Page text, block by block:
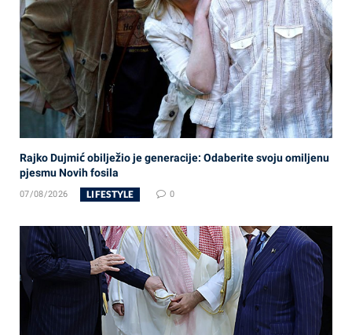
Rajko Dujmić obilježio je generacije: Odaberite svoju omiljenu
pjesmu Novih fosila
07/08/2026 LIFESTYLE 0